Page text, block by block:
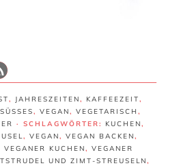
, JAHRESZEITEN, KAFFEEZEIT,
SÜSSES , VEGAN, VEGETARISCH ,
· SCHLAGWÖRTER: KUCHEN,
, VEGAN, VEGAN BACKEN,
VEGANER KUCHEN, VEGANER
UND ZIMT-STREUSELN,